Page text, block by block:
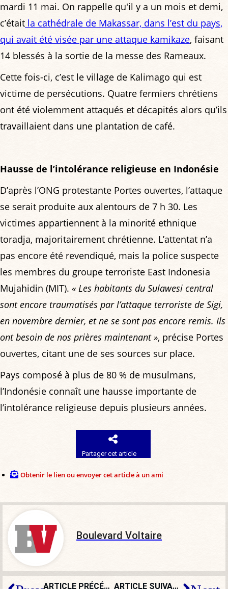
mardi 11 mai. On rappelle qu'il y a un mois et demi,
c’était la cathédrale de Makassar, dans l’est du pays,
qui avait été visée par une attaque kamikaze, faisant
14 blessés à la sortie de la messe des Rameaux.
Cette fois-ci, c’est le village de Kalimago qui est
victime de persécutions. Quatre fermiers chrétiens
ont été violemment attaqués et décapités alors qu’ils
travaillaient dans une plantation de café.
Hausse de l’intolérance religieuse en Indonésie
D’après l’ONG protestante Portes ouvertes, l’attaque
se serait produite aux alentours de 7 h 30. Les
victimes appartiennent à la minorité ethnique
toradja, majoritairement chrétienne. L’attentat n’a
pas encore été revendiqué, mais la police suspecte
les membres du groupe terroriste East Indonesia
Mujahidin (MIT). « Les habitants du Sulawesi central
sont encore traumatisés par l’attaque terroriste de Sigi,
en novembre dernier, et ne se sont pas encore remis. Ils
ont besoin de nos prières maintenant », précise Portes
ouvertes, citant une de ses sources sur place.
Pays composé à plus de 80 % de musulmans,
l’Indonésie connaît une hausse importante de
l’intolérance religieuse depuis plusieurs années.
Partager cet article
Obtenir le lien ou envoyer cet article à un ami
Boulevard Voltaire
ARTICLE PRÉCÉDENT ARTICLE SUIVANT